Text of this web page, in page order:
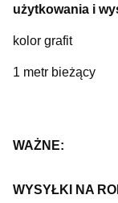
użytkowania i
kolor grafit
1 metr bieżący
WAŻNE:
WYSYŁKI NA